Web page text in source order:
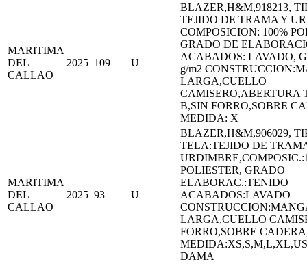
MARITIMA
DEL
CALLAO
2025 109 U
BLAZER,H&M,918213,
TEJIDO DE TRAMA Y
COMPOSICION: 100%
GRADO DE
ACABADOS: LAVADO,
g/m2
LARGA,CUELLO
CAMISERO,ABERTURA
B,SIN FORRO,SOBRE
MEDIDA: X
MARITIMA
DEL
CALLAO
2025 93 U
BLAZER,H&M,906029,
TELA:TEJIDO DE
POLIESTER, GRADO
ELABORAC.:TENIDO
ACABADOS:LAVADO
LARGA,CUELLO
FORRO,SOBRE
DAMA